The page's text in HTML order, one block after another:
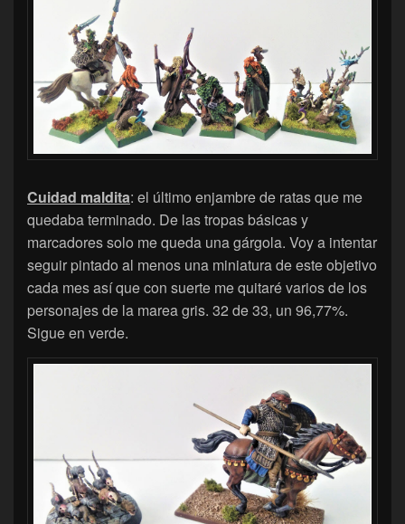
Cuidad maldita: el último enjambre de ratas que me
quedaba terminado. De las tropas básicas y
marcadores solo me queda una gárgola. Voy a intentar
seguir pintado al menos una miniatura de este objetivo
cada mes así que con suerte me quitaré varios de los
personajes de la marea gris. 32 de 33, un 96,77%.
Sigue en verde.